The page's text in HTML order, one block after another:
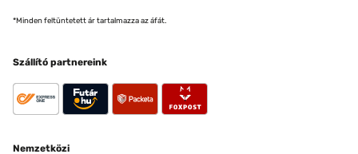
*Minden feltüntetett ár tartalmazza az áfát.
Szállító partnereink
Nemzetközi